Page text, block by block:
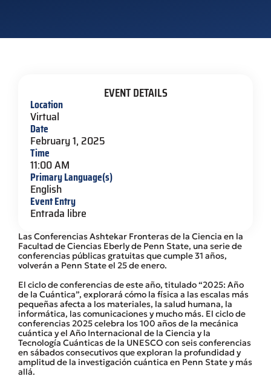
Las Conferencias Ashtekar Fronteras de la Ciencia en la
Facultad de Ciencias Eberly de Penn State, una serie de
conferencias públicas gratuitas que cumple 31 años,
volverán a Penn State el 25 de enero.
El ciclo de conferencias de este año, titulado “2025: Año
de la Cuántica”, explorará cómo la física a las escalas más
pequeñas afecta a los materiales, la salud humana, la
informática, las comunicaciones y mucho más. El ciclo de
conferencias 2025 celebra los 100 años de la mecánica
cuántica y el Año Internacional de la Ciencia y la
Tecnología Cuánticas de la UNESCO con seis conferencias
en sábados consecutivos que exploran la profundidad y
amplitud de la investigación cuántica en Penn State y más
allá.
EVENT DETAILS
Location
Virtual
Date
February 1, 2025
Time
11:00 AM
Primary Language(s)
English
Event Entry
Entrada libre